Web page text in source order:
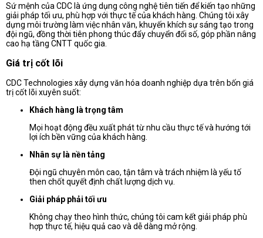
Sứ mệnh của CDC là ứng dụng công nghệ tiên tiến để kiến tạo những
giải pháp tối ưu, phù hợp với thực tế của khách hàng. Chúng tôi xây
dựng môi trường làm việc nhân văn, khuyến khích sự sáng tạo trong
đội ngũ, đồng thời tiên phong thúc đẩy chuyển đổi số, góp phần nâng
cao hạ tầng CNTT quốc gia.
Giá trị cốt lõi
CDC Technologies xây dựng văn hóa doanh nghiệp dựa trên bốn giá
trị cốt lõi xuyên suốt:
Khách hàng là trọng tâm
Mọi hoạt động đều xuất phát từ nhu cầu thực tế và hướng tới
lợi ích bền vững của khách hàng.
Nhân sự là nền tảng
Đội ngũ chuyên môn cao, tận tâm và trách nhiệm là yếu tố
then chốt quyết định chất lượng dịch vụ.
Giải pháp phải tối ưu
Không chạy theo hình thức, chúng tôi cam kết giải pháp phù
hợp thực tế, hiệu quả cao và dễ dàng mở rộng.